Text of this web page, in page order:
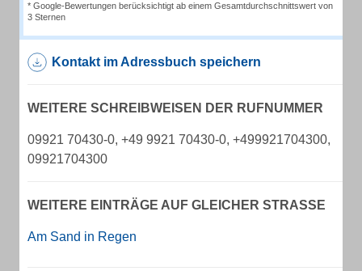
* Google-Bewertungen berücksichtigt ab einem Gesamtdurchschnittswert von
3 Sternen
Kontakt im Adressbuch speichern
WEITERE SCHREIBWEISEN DER RUFNUMMER
09921 70430-0, +49 9921 70430-0, +499921704300,
09921704300
WEITERE EINTRÄGE AUF GLEICHER STRASSE
Am Sand in Regen